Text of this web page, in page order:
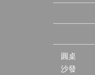
圓桌
沙發